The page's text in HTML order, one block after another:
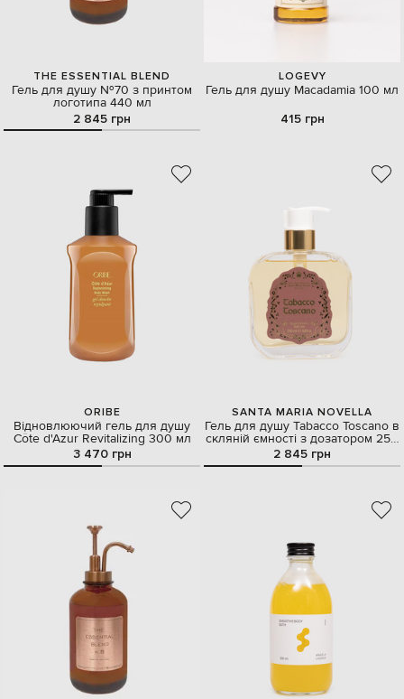
THE ESSENTIAL BLEND
Гель для душу №70 з принтом
логотипа 440 мл
2 845 грн
LOGEVY
Гель для душу Macadamia 100 мл
415 грн
ORIBE
Відновлюючий гель для душу
Côte d'Azur Revitalizing 300 мл
3 470 грн
SANTA MARIA NOVELLA
Гель для душу Tabacco Toscano в
скляній ємності з дозатором 250
мл
2 845 грн